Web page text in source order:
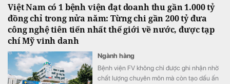
Việt Nam có 1 bệnh viện đạt doanh thu gần 1.000 tỷ
đồng chỉ trong nửa năm: Từng chi gần 200 tỷ đưa
công nghệ tiên tiến nhất thế giới về nước, được tạp
chí Mỹ vinh danh
Ngành hàng
Bệnh viện FV không chỉ được ghi nhận nhờ
chất lượng chuyên môn mà còn tạo dấu ấn